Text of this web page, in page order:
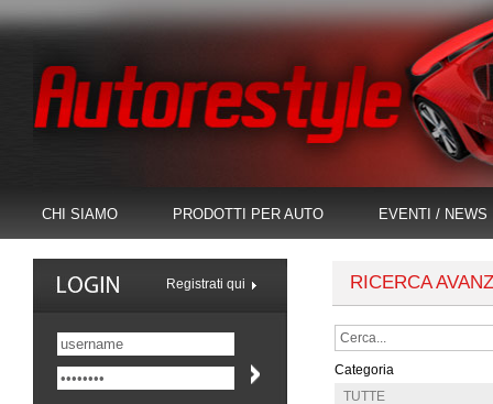
CHI SIAMO PRODOTTI PER AUTO EVENTI / NEWS
Registrati qui RICERCA
Categoria